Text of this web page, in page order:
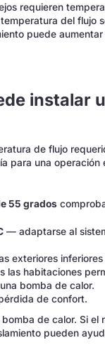
requieren
del flujo
puede aumentar
instalar
de flujo
para una operación
55 grados
— adaptarse al
exteriores inferiores
las habitaciones
bomba de calor.
de confort.
de calor. Si el
pueden